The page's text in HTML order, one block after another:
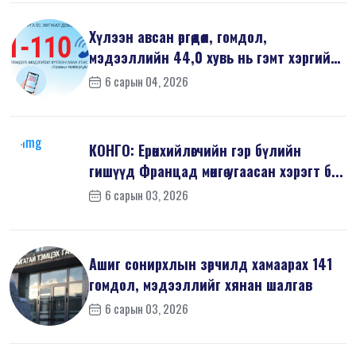
Хүлээн авсан өргөдөл, гомдол,
мэдээллийн 44,0 хувь нь гэмт хэргийн
шин...
6 сарын 04, 2026
КОНГО: Ерөнхийлөгчийн гэр бүлийн
гишүүд Францад мөнгө угаасан хэрэгт б...
6 сарын 03, 2026
Ашиг сонирхлын зөрчилд хамаарах 141
гомдол, мэдээллийг хянан шалгав
6 сарын 03, 2026